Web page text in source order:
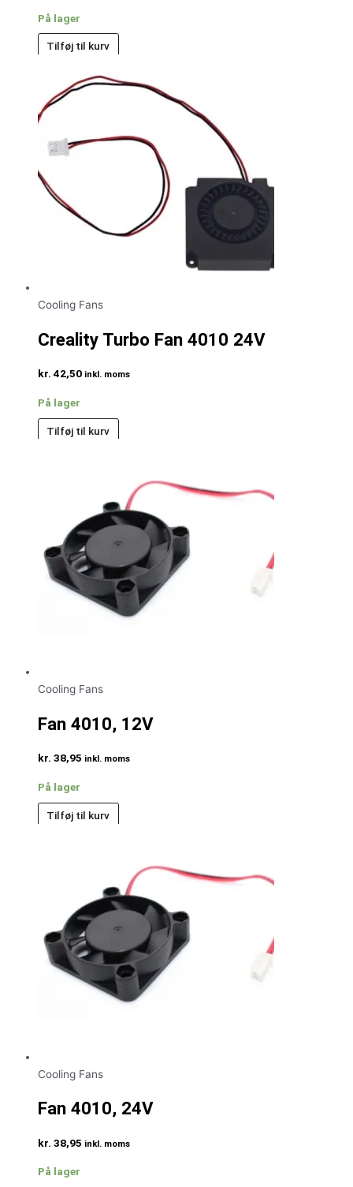
På lager
Tilføj til kurv
Cooling Fans
Creality Turbo Fan 4010 24V
kr. 42,50 inkl. moms
På lager
Tilføj til kurv
Cooling Fans
Fan 4010, 12V
kr. 38,95 inkl. moms
På lager
Tilføj til kurv
Cooling Fans
Fan 4010, 24V
kr. 38,95 inkl. moms
På lager